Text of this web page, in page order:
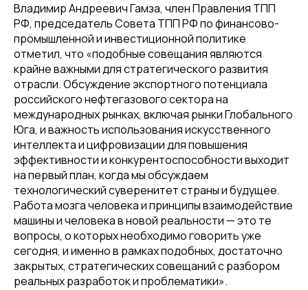
Владимир Андреевич Гамза, член Правления ТПП
РФ, председатель Совета ТПП РФ по финансово-
промышленной и инвестиционной политике
отметил, что «подобные совещания являются
крайне важными для стратегического развития
отрасли. Обсуждение экспортного потенциала
российского нефтегазового сектора на
международных рынках, включая рынки Глобального
Юга, и важность использования искусственного
интеллекта и цифровизации для повышения
эффективности и конкурентоспособности выходит
на первый план, когда мы обсуждаем
технологический суверенитет страны и будущее.
Работа мозга человека и принципы взаимодействие
машины и человека в новой реальности — это те
вопросы, о которых необходимо говорить уже
сегодня, и именно в рамках подобных, достаточно
закрытых, стратегических совещаний с разбором
реальных разработок и проблематики».